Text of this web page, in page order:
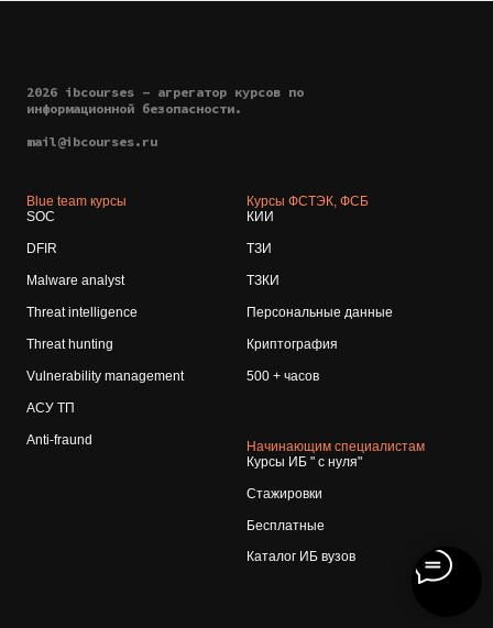
2026 ibcourses - агрегатор курсов по
информационной безопасности.
mail@ibcourses.ru
Blue team курсы
SOC
DFIR
Malware analyst
Threat intelligence
Threat hunting
Vulnerability management
АСУ ТП
Anti-fraund
Курсы ФСТЭК, ФСБ
КИИ
ТЗИ
ТЗКИ
Персональные данные
Криптография
500 + часов
Начинающим специалистам
Курсы ИБ " с нуля"
Стажировки
Бесплатные
Каталог ИБ вузов